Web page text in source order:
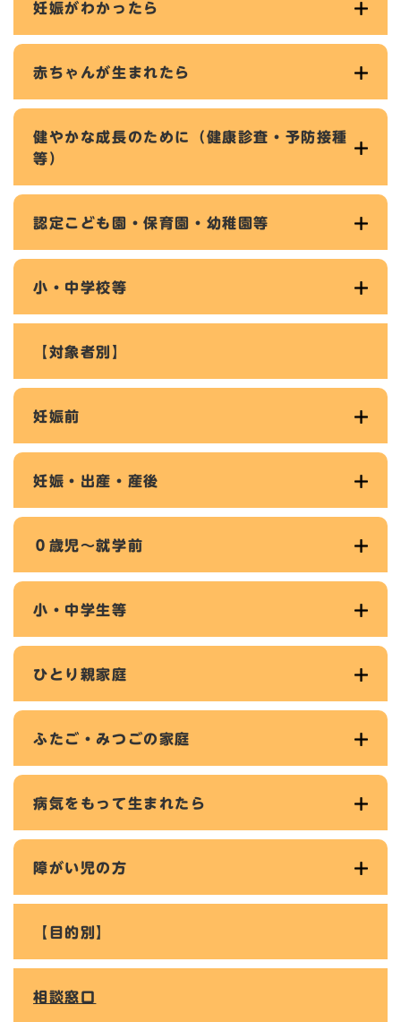
妊娠がわかったら
赤ちゃんが生まれたら
健やかな成長のために（健康診査・予防接種
等）
認定こども園・保育園・幼稚園等
小・中学校等
【対象者別】
妊娠前
妊娠・出産・産後
０歳児～就学前
小・中学生等
ひとり親家庭
ふたご・みつごの家庭
病気をもって生まれたら
障がい児の方
【目的別】
相談窓口